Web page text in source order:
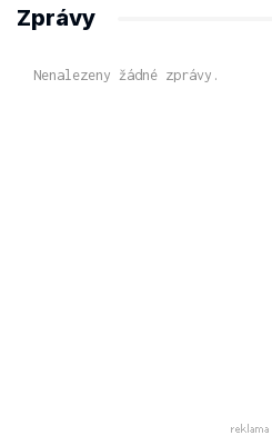
Zprávy
Nenalezeny žádné zprávy.